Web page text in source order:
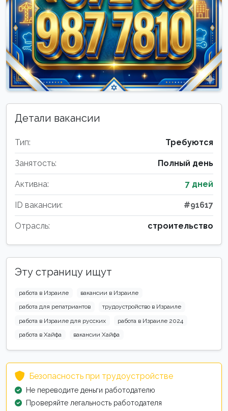
Детали вакансии
Тип: Требуются
Занятость: Полный день
Активна: 7 дней
ID вакансии: #91617
Отрасль: строительство
Эту страницу ищут
работа в Израиле
вакансии в Израиле
работа для репатриантов
трудоустройство в Израиле
работа в Израиле для русских
работа в Израиле 2024
работа в Хайфа
вакансии Хайфа
Безопасность при трудоустройстве
Не переводите деньги работодателю
Проверяйте легальность работодателя